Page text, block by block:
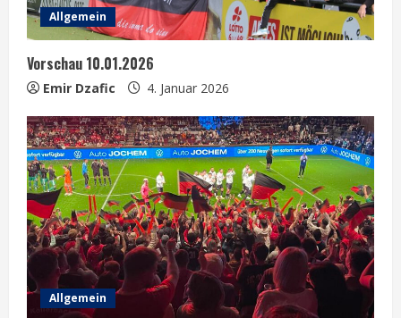
Allgemein
Vorschau 10.01.2026
Emir Dzafic 4. Januar 2026
Allgemein